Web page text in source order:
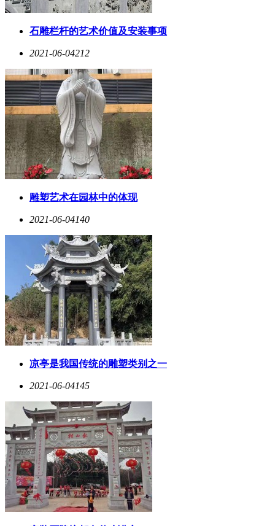
石雕栏杆的艺术价值及安装事项
2021-06-04212
雕塑艺术在园林中的体现
2021-06-04140
凉亭是我国传统的雕塑类别之一
2021-06-04145